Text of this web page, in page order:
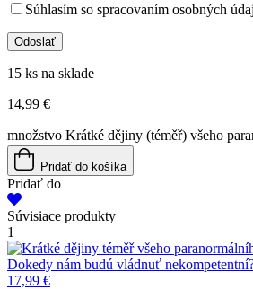
Súhlasím so spracovaním osobných
15 ks na sklade
14,99 €
množstvo Krátké dějiny (téměř) všeho
Pridať do košíka
Pridať do
Súvisiace produkty
1
Dokedy nám budú vládnuť
17,99 €